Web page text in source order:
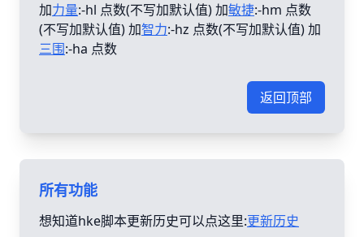
加力量:-hl 点数(不写加默认值) 加敏捷:-hm 点数
(不写加默认值) 加智力:-hz 点数(不写加默认值) 加
三围:-ha 点数
返回顶部
所有功能
想知道hke脚本更新历史可以点这里:更新历史